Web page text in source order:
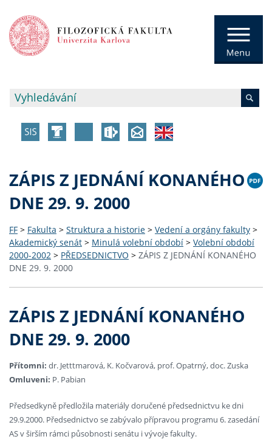
ZÁPIS Z JEDNÁNÍ KONANÉHO
DNE 29. 9. 2000
FF > Fakulta > Struktura a historie > Vedení a orgány fakulty >
Akademický senát > Minulá volební období > Volební období
2000-2002 > PŘEDSEDNICTVO > ZÁPIS Z JEDNÁNÍ KONANÉHO
DNE 29. 9. 2000
ZÁPIS Z JEDNÁNÍ KONANÉHO
DNE 29. 9. 2000
Přítomni: dr. Jetttmarová, K. Kočvarová, prof. Opatrný, doc. Zuska
Omluveni: P. Pabian
Předsedkyně předložila materiály doručené předsednictvu ke dni
29.9.2000. Předsednictvo se zabývalo přípravou programu 6. zasedání
AS v širším rámci působnosti senátu i vývoje fakulty.